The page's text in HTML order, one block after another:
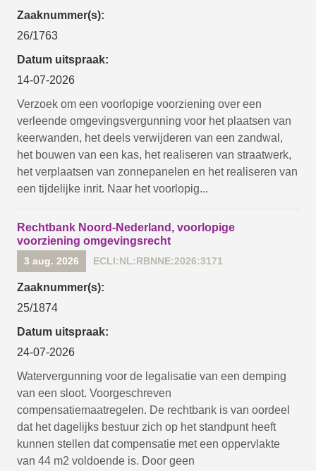
Zaaknummer(s):
26/1763
Datum uitspraak:
14-07-2026
Verzoek om een voorlopige voorziening over een
verleende omgevingsvergunning voor het plaatsen van
keerwanden, het deels verwijderen van een zandwal,
het bouwen van een kas, het realiseren van straatwerk,
het verplaatsen van zonnepanelen en het realiseren van
een tijdelijke inrit. Naar het voorlopig...
Rechtbank Noord-Nederland, voorlopige
voorziening omgevingsrecht
3 aug. 2026 ECLI:NL:RBNNE:2026:3171
Zaaknummer(s):
25/1874
Datum uitspraak:
24-07-2026
Watervergunning voor de legalisatie van een demping
van een sloot. Voorgeschreven
compensatiemaatregelen. De rechtbank is van oordeel
dat het dagelijks bestuur zich op het standpunt heeft
kunnen stellen dat compensatie met een oppervlakte
van 44 m2 voldoende is. Door geen